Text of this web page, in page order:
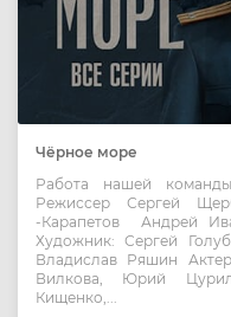
Чёрное море
Работа нашей
Режиссер Сергей
-Карапетов Андрей
Художник: Сергей
Владислав Ряшин
Вилкова, Юрий
Кищенко,...